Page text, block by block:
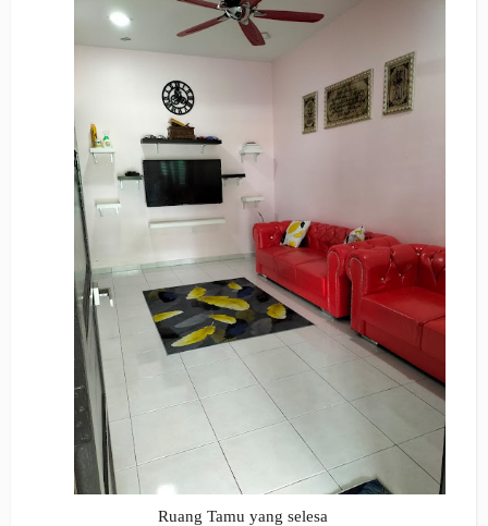
Ruang Tamu yang selesa